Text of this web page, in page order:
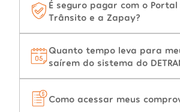
É seguro pagar com o Portal
Trânsito e a Zapay?
Quanto tempo leva para
saírem do sistema do
Como acessar meus